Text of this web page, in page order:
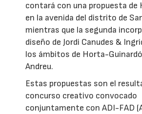
contará con una propuesta de
en la avenida del distrito de
mientras que la segunda
diseño de Jordi Canudes &
los ámbitos de Horta-
Andreu.
Estas propuestas son el
concurso creativo convocado
conjuntamente con ADI-FAD